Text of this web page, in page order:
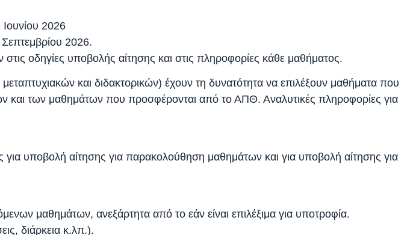
2026
2026.
οδηγίες υποβολής αίτησης και στις πληροφορίες κάθε μαθήματος.
και διδακτορικών) έχουν τη δυνατότητα να επιλέξουν μαθήματα που
και των μαθημάτων που προσφέρονται από το ΑΠΘ. Αναλυτικές πληροφορίες για
για υποβολή αίτησης για παρακολούθηση μαθημάτων και για υποβολή αίτησης για
μαθημάτων, ανεξάρτητα από το εάν είναι επιλέξιμα για υποτροφία.
διάρκεια κ.λπ.).